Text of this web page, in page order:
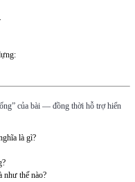
của bài — đồng thời hỗ trợ hiển
là gì?
như thế nào?